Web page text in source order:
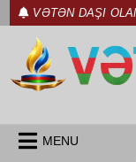
Skip
to
content
VƏTƏN DAŞI
MENU